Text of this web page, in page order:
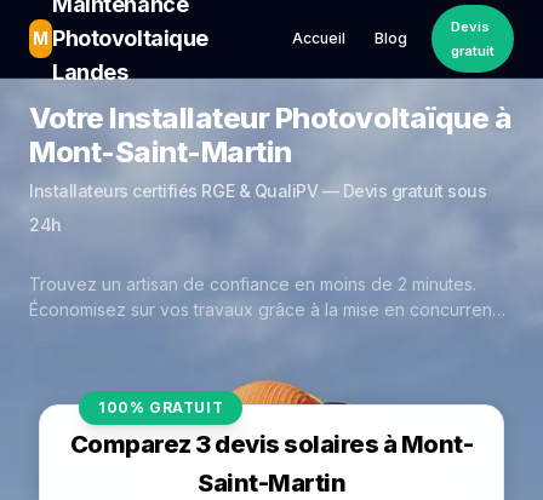
M Photovoltaique
Landes
Accueil Blog
Devis
gratuit
Votre Installateur Photovoltaïque à
Mont-Saint-Martin
Installateurs certifiés RGE & QualiPV — Devis gratuit sous
24h
Trouvez un artisan de confiance en moins de 2 minutes.
Économisez sur vos travaux grâce à la mise en concurrence
100% GRATUIT
Comparez 3 devis solaires à Mont-
Saint-Martin